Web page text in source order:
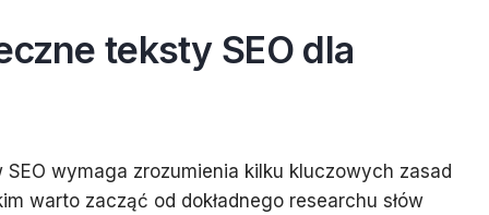
teksty SEO dla
wymaga zrozumienia kilku kluczowych zasad
warto zacząć od dokładnego researchu słów